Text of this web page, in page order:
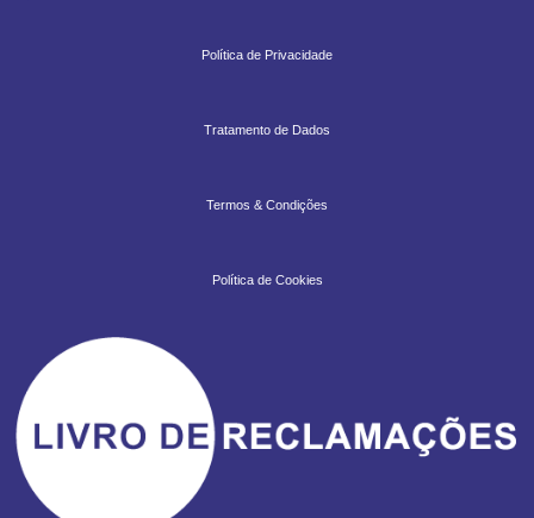
Política de Privacidade
Tratamento de Dados
Termos & Condições
Política de Cookies